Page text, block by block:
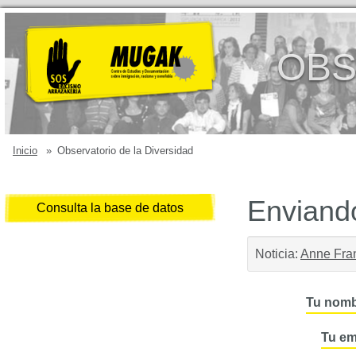
Inicio » Observatorio de la Diversidad
Consulta la base de datos
Noticia: Anne
Tu
Tu